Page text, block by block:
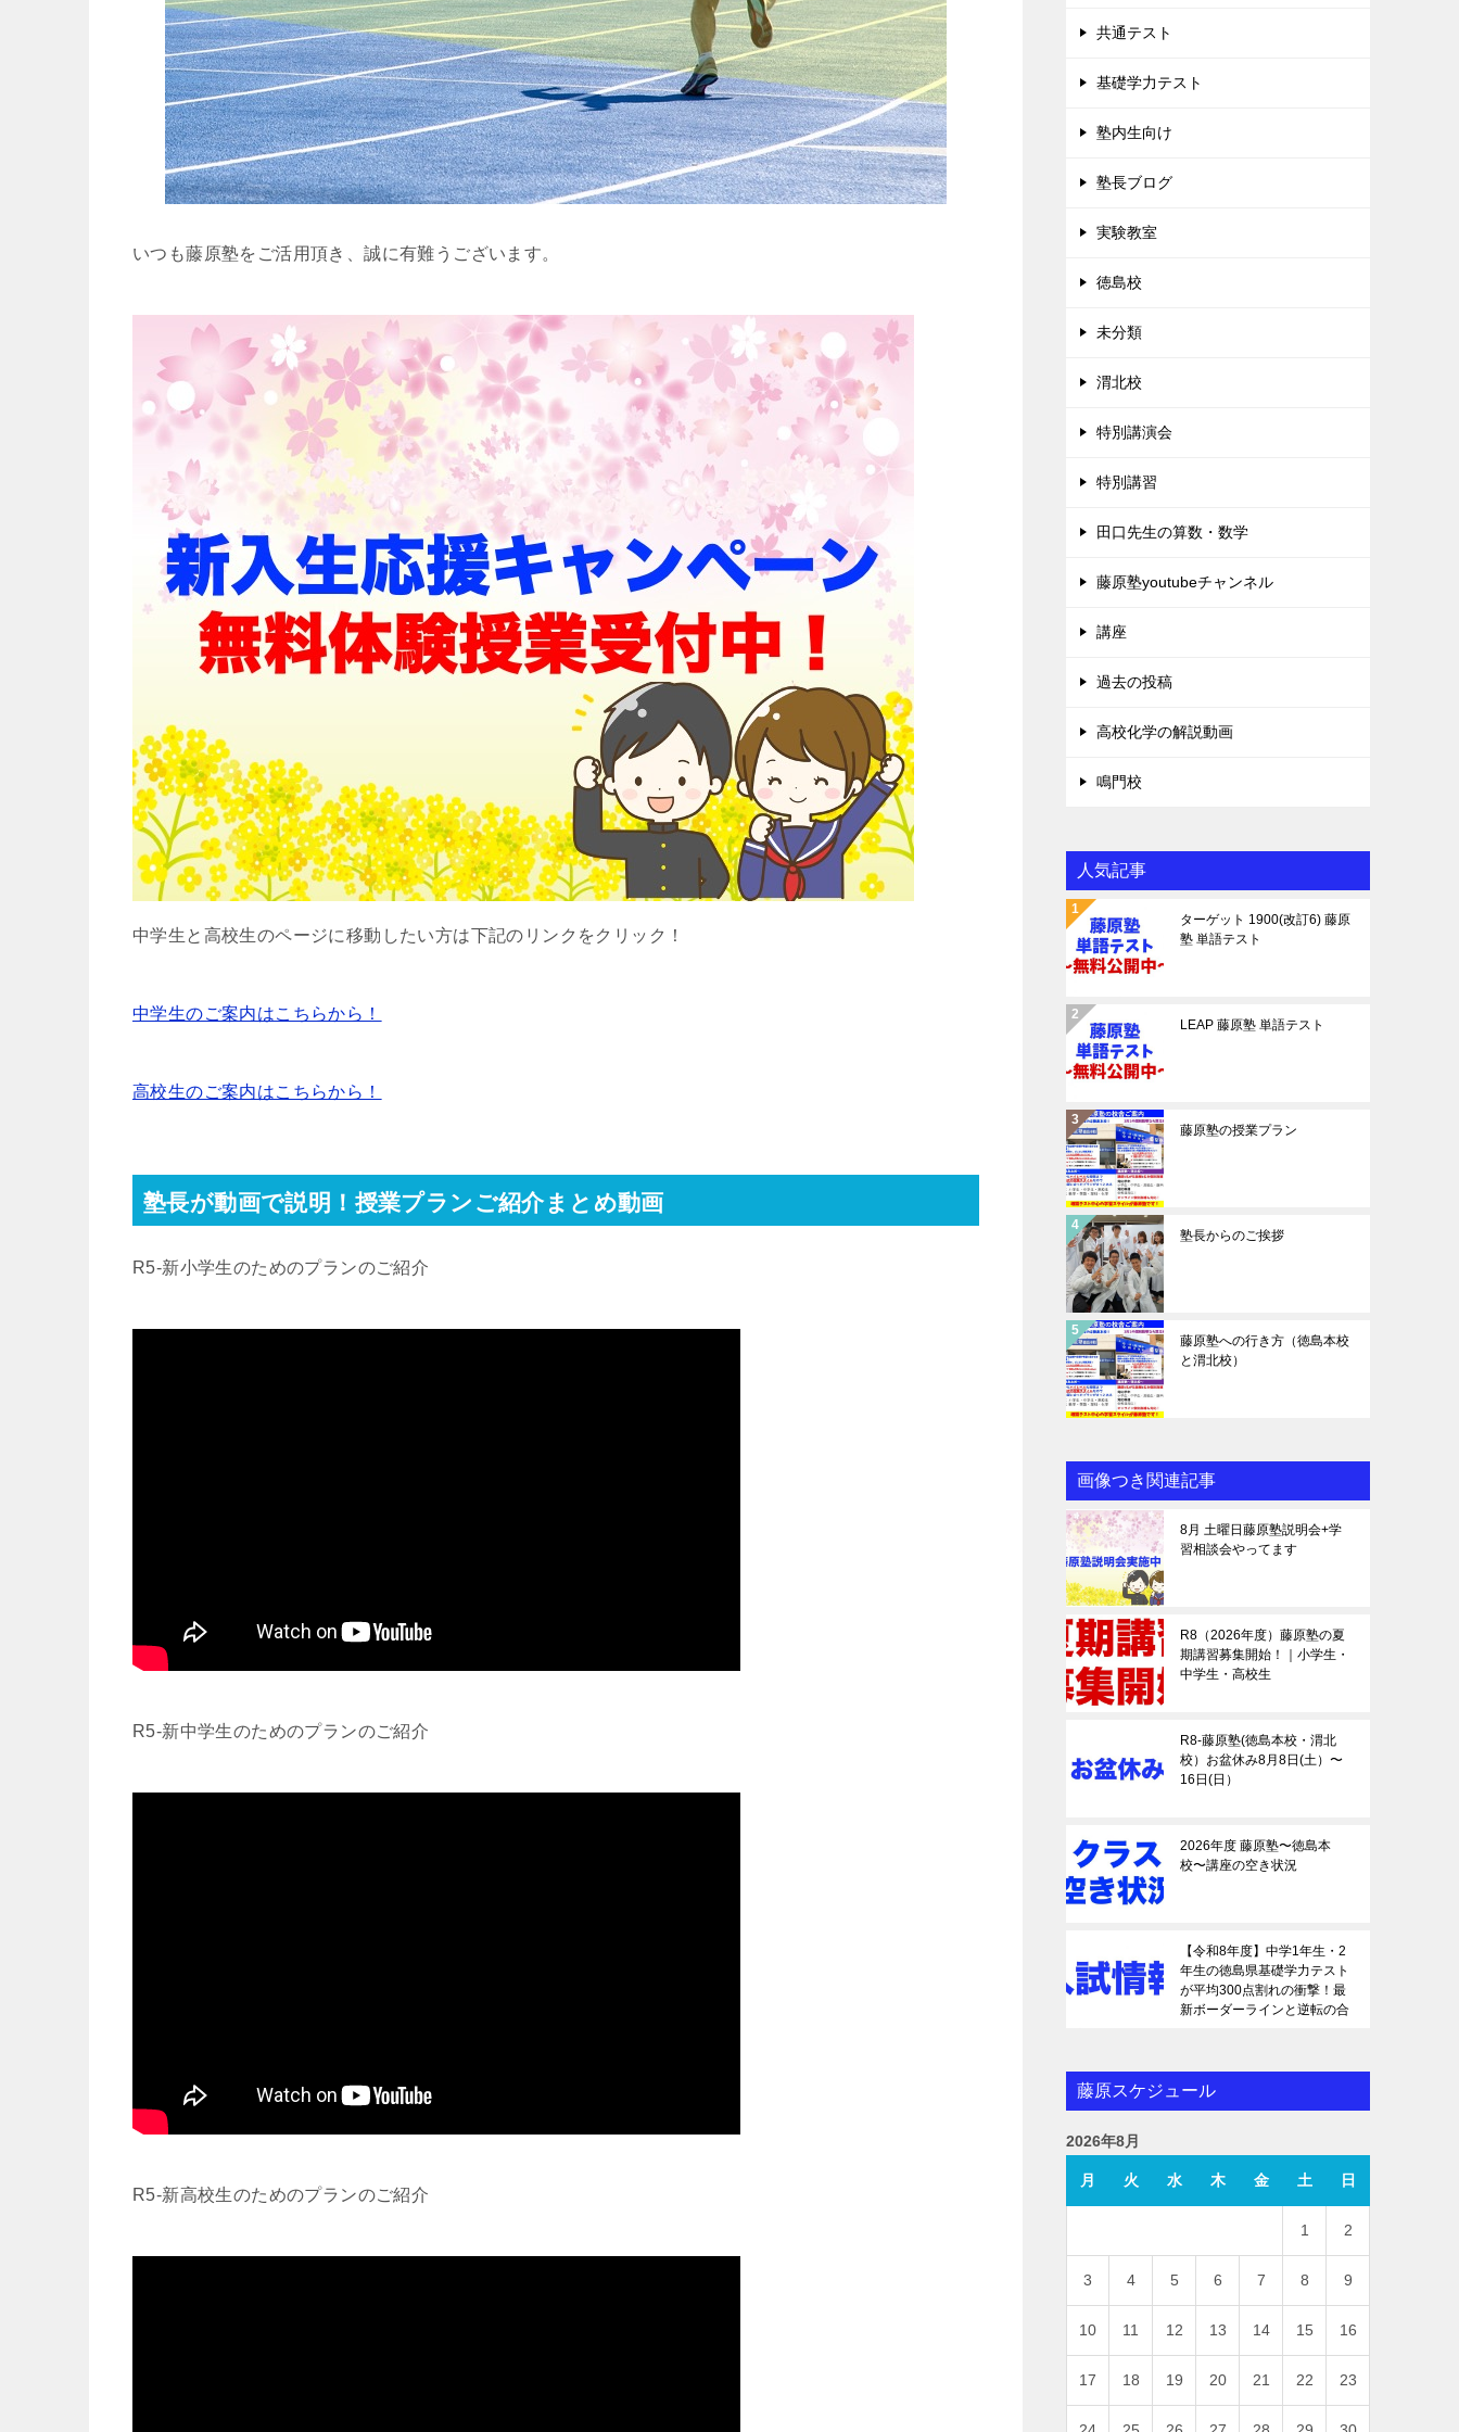
いつも藤原塾をご活用頂き、誠に有難うございます。
中学生と高校生のページに移動したい方は下記のリンクをクリック！
中学生のご案内はこちらから！
高校生のご案内はこちらから！
塾長が動画で説明！授業プランご紹介まとめ動画
R5-新小学生のためのプランのご紹介
R5-新中学生のためのプランのご紹介
R5-新高校生のためのプランのご紹介
共通テスト
基礎学力テスト
塾内生向け
塾長ブログ
実験教室
徳島校
未分類
渭北校
特別講演会
特別講習
田口先生の算数・数学
藤原塾youtubeチャンネル
講座
過去の投稿
高校化学の解説動画
鳴門校
人気記事
ターゲット 1900(改訂6) 藤原
塾 単語テスト
LEAP 藤原塾 単語テスト
藤原塾の授業プラン
塾長からのご挨拶
藤原塾への行き方（徳島本校
と渭北校）
画像つき関連記事
8月 土曜日藤原塾説明会+学
習相談会やってます
R8（2026年度）藤原塾の夏
期講習募集開始！｜小学生・
中学生・高校生
R8-藤原塾(徳島本校・渭北
校）お盆休み8月8日(土）〜
16日(日）
2026年度 藤原塾〜徳島本
校〜講座の空き状況
【令和8年度】中学1年生・2
年生の徳島県基礎学力テスト
が平均300点割れの衝撃！最
新ボーダーラインと逆転の合
藤原スケジュール
2026年8月
月 火 水 木 金 土 日
1 2
3 4 5 6 7 8 9
10 11 12 13 14 15 16
17 18 19 20 21 22 23